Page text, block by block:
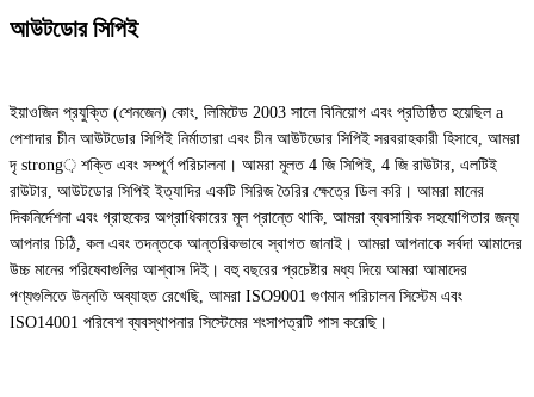
আউটডোর সিপিই
ইয়াওজিন প্রযুক্তি (শেনজেন) কোং, লিমিটেড 2003 সালে বিনিয়োগ এবং প্রতিষ্ঠিত হয়েছিল a
পেশাদার চীন আউটডোর সিপিই নির্মাতারা এবং চীন আউটডোর সিপিই সরবরাহকারী হিসাবে, আমরা
দৃ strong় শক্তি এবং সম্পূর্ণ পরিচালনা। আমরা মূলত 4 জি সিপিই, 4 জি রাউটার, এলটিই
রাউটার, আউটডোর সিপিই ইত্যাদির একটি সিরিজ তৈরির ক্ষেত্রে ডিল করি। আমরা মানের
দিকনির্দেশনা এবং গ্রাহকের অগ্রাধিকারের মূল প্রান্তে থাকি, আমরা ব্যবসায়িক সহযোগিতার জন্য
আপনার চিঠি, কল এবং তদন্তকে আন্তরিকভাবে স্বাগত জানাই। আমরা আপনাকে সর্বদা আমাদের
উচ্চ মানের পরিষেবাগুলির আশ্বাস দিই। বহু বছরের প্রচেষ্টার মধ্য দিয়ে আমরা আমাদের
পণ্যগুলিতে উন্নতি অব্যাহত রেখেছি, আমরা ISO9001 গুণমান পরিচালন সিস্টেম এবং
ISO14001 পরিবেশ ব্যবস্থাপনার সিস্টেমের শংসাপত্রটি পাস করেছি।